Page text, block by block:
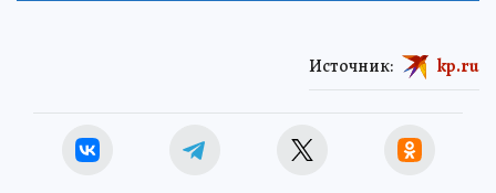
Источник: kp.ru